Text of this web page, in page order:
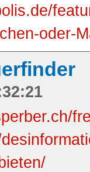
oder-